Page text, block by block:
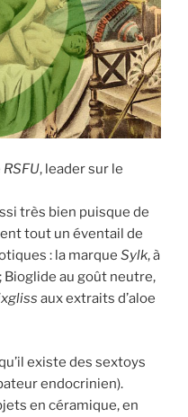
RSFU, leader sur le
très bien puisque de
tout un éventail de
: la marque Sylk, à
Bioglide au goût neutre,
aux extraits d’aloe
existe des sextoys
endocrinien).
en céramique, en